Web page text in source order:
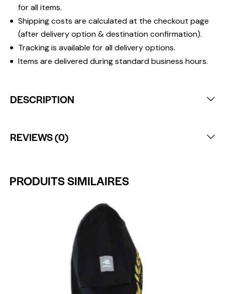
for all items.
Shipping costs are calculated at the checkout page
(after delivery option & destination confirmation).
Tracking is available for all delivery options.
Items are delivered during standard business hours.
DESCRIPTION
REVIEWS (0)
PRODUITS SIMILAIRES